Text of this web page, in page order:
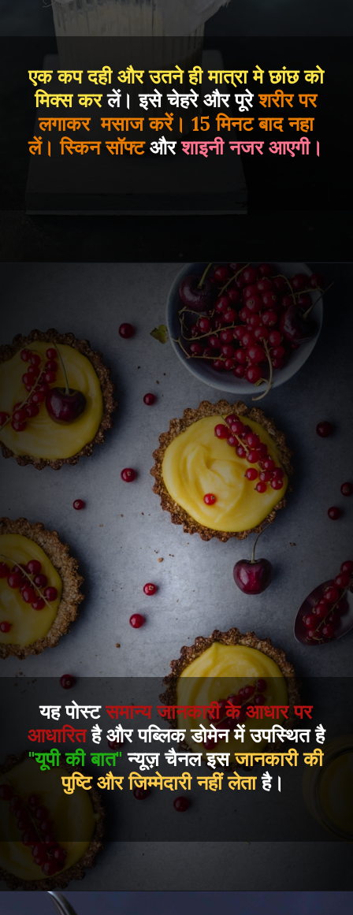
एक कप दही और उतने ही मात्रा मे छांछ को
मिक्स करलें। इसे चेहरे और पूरेशरीर पर
लगाकर मसाज करें। 15 मिनट बाद नहा
लें। स्किन सॉफ्टऔरशाइनी नजर आएगी।
यह पोस्टसमान्य जानकारी के आधार पर
आधारितहै और पब्लिक डोमेन में उपस्थित है
"यूपी की बात" न्यूज़ चैनल इसजानकारी की
पुष्टि और जिम्मेदारी नहीं लेताहै।